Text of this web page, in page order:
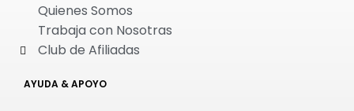
Quienes Somos
Trabaja con Nosotras
Club de Afiliadas
AYUDA & APOYO